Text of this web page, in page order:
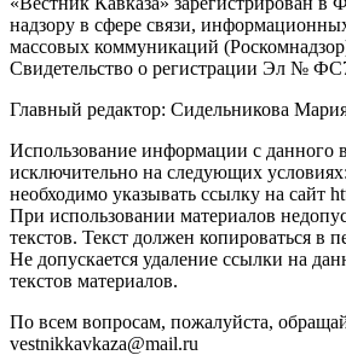
надзору в сфере связи,
массовых коммуникаций
Свидетельство о регистрации Эл №
Главный редактор: Сидельникова
Использование информации с данного
исключительно на следующих
необходимо указывать ссылку на сайт
При использовании материалов
текстов. Текст должен копироваться в
Не допускается удаление ссылки на
текстов материалов.
По всем вопросам, пожалуйста,
vestnikkavkaza@mail.ru